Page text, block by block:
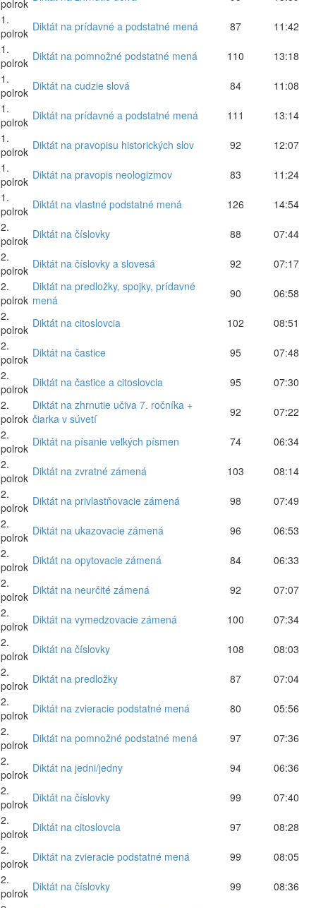
polrok
1.
polrok Diktát na prídavné a podstatné mená 87
11:42
1.
polrok Diktát na pomnožné podstatné mená 110
13:18
1.
polrok Diktát na cudzie slová 84
11:08
1.
polrok Diktát na prídavné a podstatné mená 111
13:14
1.
polrok Diktát na pravopisu historických slov 92
12:07
1.
polrok Diktát na pravopis neologizmov 83
11:24
1.
polrok Diktát na vlastné podstatné mená 126
14:54
2.
polrok Diktát na číslovky 88
07:44
2.
polrok Diktát na číslovky a slovesá 92
07:17
2.
polrok
Diktát na predložky, spojky, prídavné
mená
90
06:58
2.
polrok Diktát na citoslovcia 102
08:51
2.
polrok Diktát na častice 95
07:48
2.
polrok Diktát na častice a citoslovcia 95
07:30
2.
polrok
Diktát na zhrnutie učiva 7. ročníka +
čiarka v súvetí
92
07:22
2.
polrok Diktát na písanie veľkých písmen 74
06:34
2.
polrok Diktát na zvratné zámená 103
08:14
2.
polrok Diktát na privlastňovacie zámená 98
07:49
2.
polrok Diktát na ukazovacie zámená 96
06:53
2.
polrok Diktát na opytovacie zámená 84
06:33
2.
polrok Diktát na neurčité zámená 92
07:07
2.
polrok Diktát na vymedzovacie zámená 100
07:34
2.
polrok Diktát na číslovky 108
08:03
2.
polrok Diktát na predložky 87
07:04
2.
polrok Diktát na zvieracie podstatné mená 80
05:56
2.
polrok Diktát na pomnožné podstatné mená 97
07:36
2.
polrok Diktát na jedni/jedny 94
06:36
2.
polrok Diktát na číslovky 99
07:40
2.
polrok Diktát na citoslovcia 97
08:28
2.
polrok Diktát na zvieracie podstatné mená 99
08:05
2.
polrok Diktát na číslovky 99
08:36